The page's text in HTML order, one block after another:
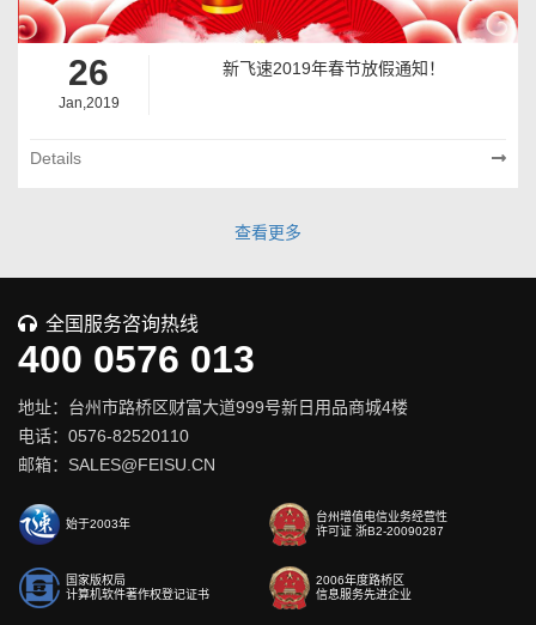
26
Jan,2019
新飞速2019年春节放假通知！
Details
查看更多
全国服务咨询热线
400 0576 013
地址：台州市路桥区财富大道999号新日用品商城4楼
电话：0576-82520110
邮箱：SALES@FEISU.CN
始于2003年
台州增值电信业务经营性
许可证 浙B2-20090287
国家版权局
计算机软件著作权登记证书
2006年度路桥区
信息服务先进企业